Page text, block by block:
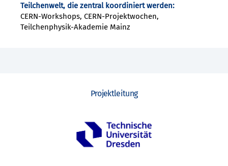
Teilchenwelt, die zentral koordiniert werden:
CERN-Workshops, CERN-Projektwochen,
Teilchenphysik-Akademie Mainz
Projektleitung